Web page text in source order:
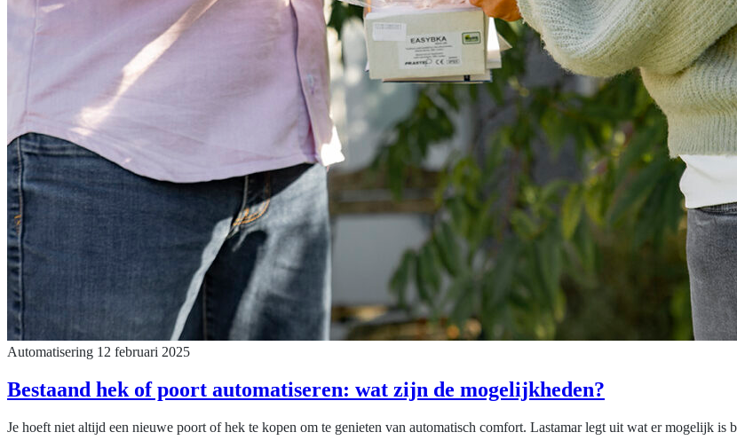
Automatisering 12 februari 2025
Bestaand hek of poort automatiseren: wat zijn de mogelijkheden?
Je hoeft niet altijd een nieuwe poort of hek te kopen om te genieten van automatisch comfort. Lastamar legt uit wat er mogelijk is